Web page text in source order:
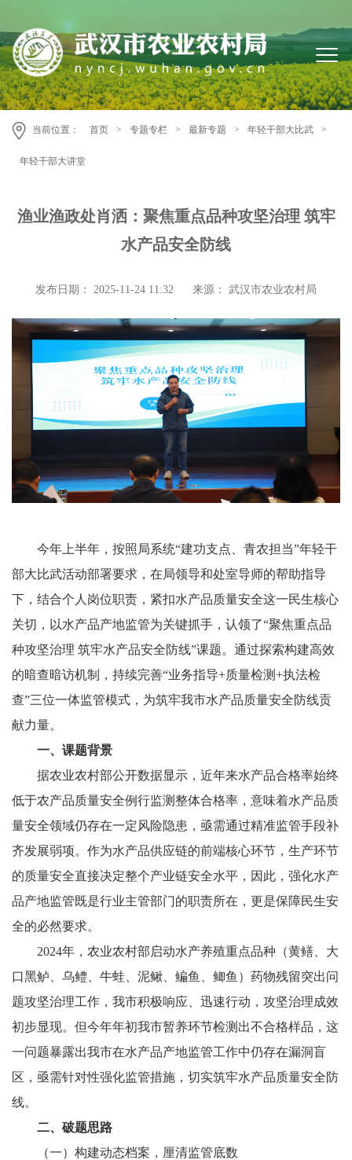
当前位置： 首页 > 专题专栏 > 最新专题 > 年轻干部大比武 >
年轻干部大讲堂
渔业渔政处肖洒：聚焦重点品种攻坚治理 筑牢
水产品安全防线
发布日期： 2025-11-24 11:32 来源： 武汉市农业农村局
今年上半年，按照局系统“建功支点、青农担当”年轻干
部大比武活动部署要求，在局领导和处室导师的帮助指导
下，结合个人岗位职责，紧扣水产品质量安全这一民生核心
关切，以水产品产地监管为关键抓手，认领了“聚焦重点品
种攻坚治理 筑牢水产品安全防线”课题。通过探索构建高效
的暗查暗访机制，持续完善“业务指导+质量检测+执法检
查”三位一体监管模式，为筑牢我市水产品质量安全防线贡
献力量。
一、课题背景
据农业农村部公开数据显示，近年来水产品合格率始终
低于农产品质量安全例行监测整体合格率，意味着水产品质
量安全领域仍存在一定风险隐患，亟需通过精准监管手段补
齐发展弱项。作为水产品供应链的前端核心环节，生产环节
的质量安全直接决定整个产业链安全水平，因此，强化水产
品产地监管既是行业主管部门的职责所在，更是保障民生安
全的必然要求。
2024年，农业农村部启动水产养殖重点品种（黄鳝、大
口黑鲈、乌鳢、牛蛙、泥鳅、鳊鱼、鲫鱼）药物残留突出问
题攻坚治理工作，我市积极响应、迅速行动，攻坚治理成效
初步显现。但今年年初我市暂养环节检测出不合格样品，这
一问题暴露出我市在水产品产地监管工作中仍存在漏洞盲
区，亟需针对性强化监管措施，切实筑牢水产品质量安全防
线。
二、破题思路
（一）构建动态档案，厘清监管底数